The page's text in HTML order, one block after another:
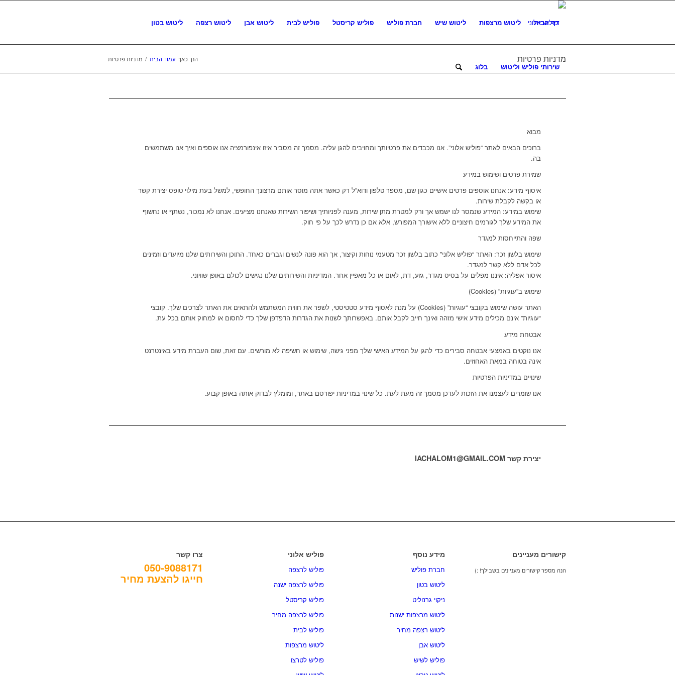
דף הבית ליטוש מרצפות ליטוש שיש חברת פוליש פוליש קריסטל פוליש לבית ליטוש אבן ליטוש רצפה ליטוש בטון
שירותי פוליש וליטוש בלוג
מדניות פרטיות הנך כאן: עמוד הבית / מדניות פרטיות
מבוא
ברוכים הבאים לאתר “פוליש אלוני”. אנו מכבדים את פרטיותך ומחויבים להגן עליה. מסמך זה מסביר איזו אינפורמציה אנו אוספים ואיך אנו משתמשים
בה.
שמירת פרטים ושימוש במידע
איסוף מידע: אנחנו אוספים פרטים אישיים כגון שם, מספר טלפון ודוא”ל רק כאשר אתה מוסר אותם מרצונך החופשי, למשל בעת מילוי טופס יצירת קשר
או בקשה לקבלת שירות.
שימוש במידע: המידע שנמסר לנו ישמש אך ורק למטרת מתן שירות, מענה לפניותיך ושיפור השירות שאנחנו מציעים. אנחנו לא נמכור, נשתף או נחשוף
את המידע שלך לגורמים חיצוניים ללא אישורך המפורש, אלא אם כן נדרש לכך על פי חוק.
שפה והתייחסות למגדר
שימוש בלשון זכר: האתר “פוליש אלוני” כתוב בלשון זכר מטעמי נוחות וקיצור, אך הוא פונה לנשים וגברים כאחד. התוכן והשירותים שלנו מיועדים וזמינים
לכל אדם ללא קשר למגדר.
איסור אפליה: איננו מפלים על בסיס מגדר, גזע, דת, לאום או כל מאפיין אחר. המדיניות והשירותים שלנו נגישים לכולם באופן שוויוני.
שימוש ב”עוגיות” (Cookies)
האתר עושה שימוש בקובצי “עוגיות” (Cookies) על מנת לאסוף מידע סטטיסטי, לשפר את חווית המשתמש ולהתאים את האתר לצרכים שלך. קובצי
“עוגיות” אינם מכילים מידע אישי מזהה ואינך חייב לקבל אותם. באפשרותך לשנות את הגדרות הדפדפן שלך כדי לחסום או למחוק אותם בכל עת.
אבטחת מידע
אנו נוקטים באמצעי אבטחה סבירים כדי להגן על המידע האישי שלך מפני גישה, שימוש או חשיפה לא מורשים. עם זאת, שום העברת מידע באינטרנט
אינה בטוחה במאת האחוזים.
שינויים במדיניות הפרטיות
אנו שומרים לעצמנו את הזכות לעדכן מסמך זה מעת לעת. כל שינוי במדיניות יפורסם באתר, ומומלץ לבדוק אותה באופן קבוע.
יצירת קשר IACHALOM1@GMAIL.COM
קישורים מעניינים
הנה מספר קישורים מעניינים בשבילך! :)
מידע נוסף
חברת פוליש
ליטוש בטון
ניקוי גרנוליט
ליטוש מרצפות ישנות
ליטוש רצפה מחיר
ליטוש אבן
פוליש לשיש
פוליש אלוני
פוליש לרצפה
פוליש לרצפה ישנה
פוליש קריסטל
פוליש לרצפה מחיר
פוליש לבית
ליטוש מרצפות
פוליש לטרצו
צרו קשר
050-9088171
חייגו להצעת מחיר